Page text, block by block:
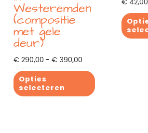
Westeremden
(compositie
met gele
deur)
€290,00 - €390,00
Opties
selecteren
productpagina